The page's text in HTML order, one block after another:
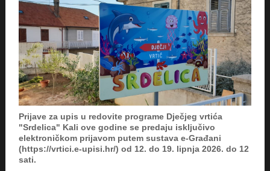
Prijave za upis u redovite programe Dječjeg vrtića
"Srdelica" Kali ove godine se predaju isključivo
elektroničkom prijavom putem sustava e-Građani
(https://vrtici.e-upisi.hr/) od 12. do 19. lipnja 2026. do 12
sati.